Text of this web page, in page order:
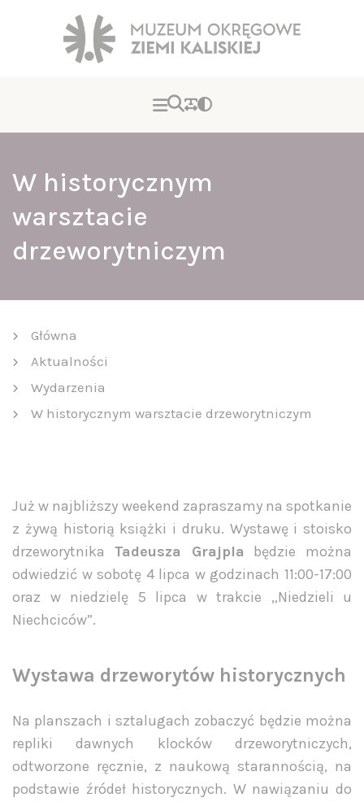
W historycznym
warsztacie
drzeworytniczym
Główna
Aktualności
Wydarzenia
W historycznym warsztacie drzeworytniczym
Już w najbliższy weekend zapraszamy na spotkanie
z żywą historią książki i druku. Wystawę i stoisko
drzeworytnika Tadeusza Grajpla będzie można
odwiedzić w sobotę 4 lipca w godzinach 11:00-17:00
oraz w niedzielę 5 lipca w trakcie „Niedzieli u
Niechciców”.
Wystawa drzeworytów historycznych
Na planszach i sztalugach zobaczyć będzie można
repliki dawnych klocków drzeworytniczych,
odtworzone ręcznie, z naukową starannością, na
podstawie źródeł historycznych. W nawiązaniu do